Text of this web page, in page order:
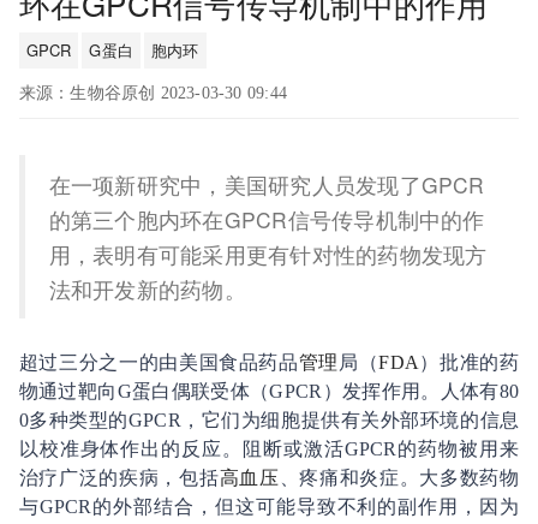
GPCR G蛋白 胞内环
来源：生物谷原创 2023-03-30 09:44
在一项新研究中，美国研究人员发现了GPCR
的第三个胞内环在GPCR信号传导机制中的作
用，表明有可能采用更有针对性的药物发现方
法和开发新的药物。
超过三分之一的由美国食品药品管理 局（FDA ）批准的药
物通过靶向G蛋白偶联受体（GPCR）发挥作用。人体有80
0多种类型的GPCR，它们为细胞提供有关外部环境的信息
以校准身体作出的反应。阻断或激活GPCR的药物被用来
治疗广泛的疾病，包括高血压 、疼痛和炎症。大多数药物
与GPCR的外部结合，但这可能导致不利的副作用，因为